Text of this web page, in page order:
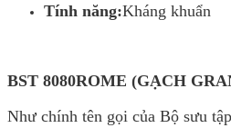
Tính năng:Kháng khuẩn
BST 8080ROME (GẠCH
Như chính tên gọi của Bộ sưu